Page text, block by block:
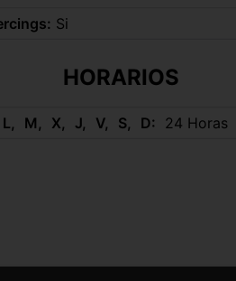
Si
HORARIOS
L M X J V S D 24 Horas